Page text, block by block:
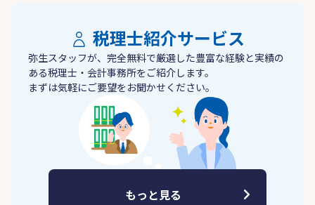
税理士紹介サービス
弥生スタッフが、完全無料で厳選した豊富な経験と実績の
ある税理士・会計事務所をご紹介します。
まずは気軽にご要望をお聞かせください。
もっと見る